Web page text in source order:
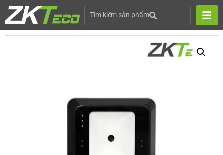
Tìm kiếm sản phẩm